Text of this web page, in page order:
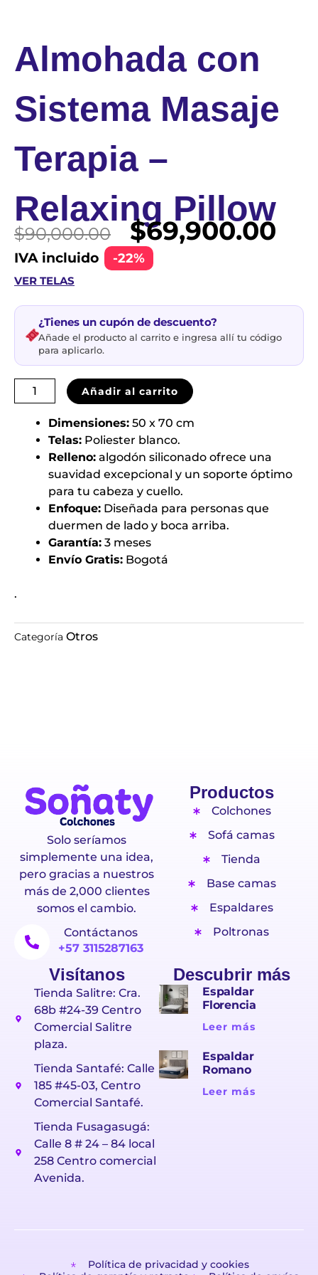
Almohada con
Sistema Masaje
Terapia –
Relaxing Pillow
$90,000.00
El
precio
original
$90,000.00.
$69,900.00
IVA incluido -22%
VER TELAS
¿Tienes un cupón de descuento?
Añade el producto al carrito e ingresa allí tu código
para aplicarlo.
Almohada
Sistema
Masaje
Relaxing
Pillow
cantidad
Añadir al carrito
Dimensiones: 50 x 70 cm
Telas: Poliester blanco.
Relleno: algodón siliconado ofrece una
suavidad excepcional y un soporte óptimo
para tu cabeza y cuello.
Enfoque: Diseñada para personas que
duermen de lado y boca arriba.
Garantía: 3 meses
Envío Gratis: Bogotá
.
Categoría Otros
Solo seríamos
simplemente una idea,
pero gracias a nuestros
más de 2,000 clientes
somos el cambio.
Contáctanos
+57 3115287163
Productos
Colchones
Sofá camas
Tienda
Base camas
Espaldares
Poltronas
Visítanos
Tienda Salitre: Cra.
68b #24-39 Centro
Comercial Salitre
plaza.
Tienda Santafé: Calle
185 #45-03, Centro
Comercial Santafé.
Tienda Fusagasugá:
Calle 8 # 24 – 84 local
258 Centro comercial
Avenida.
Descubrir más
Espaldar
Florencia
Leer más
Espaldar
Romano
Leer más
Política de privacidad y cookies